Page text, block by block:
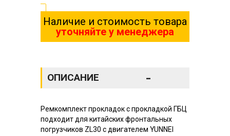
Наличие и стоимость товара
уточняйте у менеджера
ОПИСАНИЕ -
Ремкомплект прокладок с прокладкой ГБЦ
подходит для китайских фронтальных
погрузчиков ZL30 с двигателем YUNNEI